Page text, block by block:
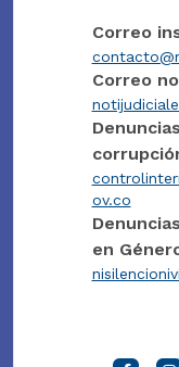
Correo
Correo
ov.co
en